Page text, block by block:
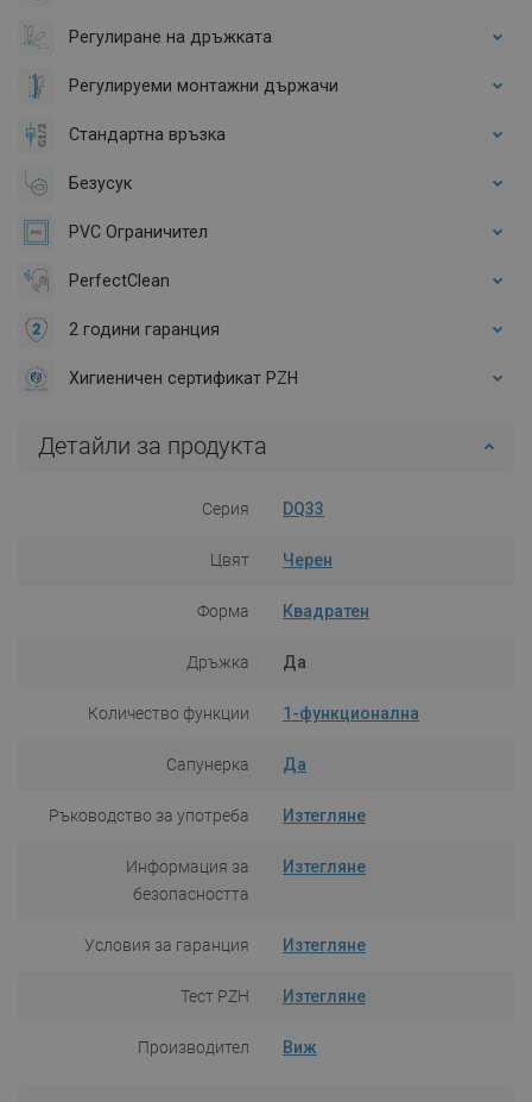
Регулиране на дръжката
Регулируеми монтажни държачи
Стандартна връзка
Безусук
PVC Ограничител
PerfectClean
2 години гаранция
Хигиеничен сертификат PZH
Детайли за продукта
Серия DQ33
Цвят Черен
Форма Квадратен
Дръжка Да
Количество функции 1-функционална
Сапунерка Да
Ръководство за употреба Изтегляне
Информация за
безопасността
Изтегляне
Условия за гаранция Изтегляне
Тест PZH Изтегляне
Производител Виж